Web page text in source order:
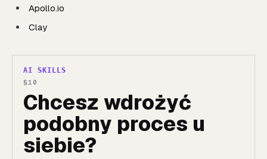
Apollo.io
Clay
AI SKILLS
Chcesz wdrożyć
podobny proces u
siebie?